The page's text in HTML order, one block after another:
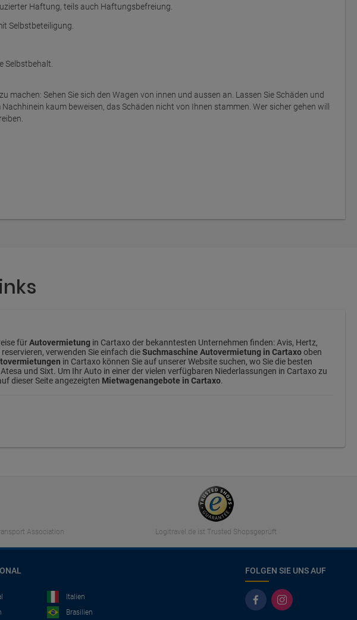
Haftung, teils auch Haftungsbefreiung.
Selbstbeteiligung.
Selbstbehalt.
machen: Sehen Sie sich den Wagen von innen und aussen an. Lassen Sie Schäden und
kaum beweisen, das Schäden nicht von Ihnen stammen. Wer sicher gehen will
fürAutovermietung in Cartaxo der bekanntesten Unternehmen finden: Avis, Hertz,
verwenden Sie einfach dieSuchmaschine Autovermietung in Cartaxooben
in Cartaxo können Sie auf unserer Website suchen, wo Sie die besten
und Sixt. Um Ihr Auto in einer der vielen verfügbaren Niederlassungen in Cartaxo zu
dieser Seite angezeigten Mietwagenangebote in Cartaxo.
Association Logitravel.de ist Trusted Shopsgeprüft
Italien
Brasilien
FOLGEN SIE UNS AUF